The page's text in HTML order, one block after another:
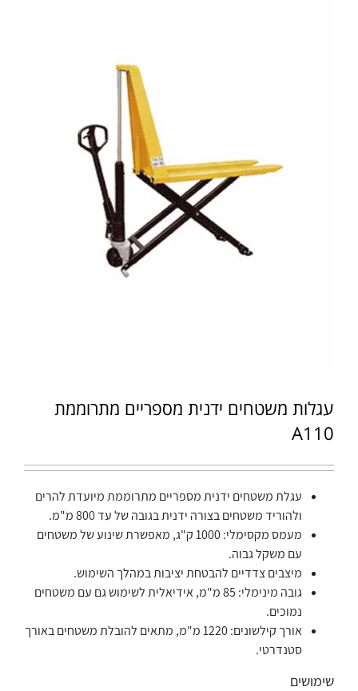
עגלות משטחים ידנית מספריים מתרוממת
A110
עגלת משטחים ידנית מספריים מתרוממת מיועדת להרים
ולהוריד משטחים בצורה ידנית בגובה של עד 800 מ"מ.
מעמס מקסימלי: 1000 ק"ג, מאפשרת שינוע של משטחים
עם משקל גבוה.
מיצבים צדדיים להבטחת יציבות במהלך השימוש.
גובה מינימלי: 85 מ"מ, אידיאלית לשימוש גם עם משטחים
נמוכים.
אורך קילשונים: 1220 מ"מ, מתאים להובלת משטחים באורך
סטנדרטי.
שימושים